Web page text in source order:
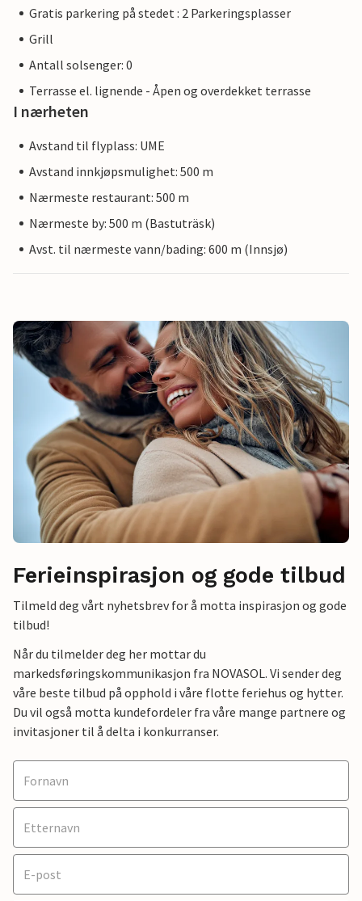
Gratis parkering på stedet : 2 Parkeringsplasser
Grill
Antall solsenger: 0
Terrasse el. lignende - Åpen og overdekket terrasse
I nærheten
Avstand til flyplass: UME
Avstand innkjøpsmulighet: 500 m
Nærmeste restaurant: 500 m
Nærmeste by: 500 m (Bastuträsk)
Avst. til nærmeste vann/bading: 600 m (Innsjø)
Ferieinspirasjon og gode tilbud
Tilmeld deg vårt nyhetsbrev for å motta inspirasjon og gode
tilbud!
Når du tilmelder deg her mottar du
markedsføringskommunikasjon fra NOVASOL. Vi sender deg
våre beste tilbud på opphold i våre flotte feriehus og hytter.
Du vil også motta kundefordeler fra våre mange partnere og
invitasjoner til å delta i konkurranser.